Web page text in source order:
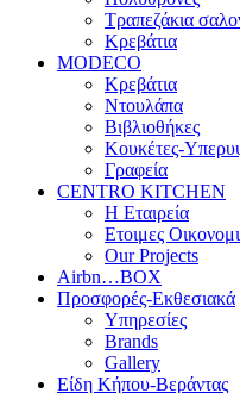
Τραπεζάκια
Κρεβάτια
MODECO
Κρεβάτια
Ντουλάπα
Βιβλιοθήκες
Κουκέτες-
Γραφεία
CENTRO KITCHEN
Η Εταιρεία
Ετοιμες
Our Projects
Airbn…BOX
Προσφορές-Εκθεσιακά
Υπηρεσίες
Brands
Gallery
Είδη Κήπου-Βεράντας